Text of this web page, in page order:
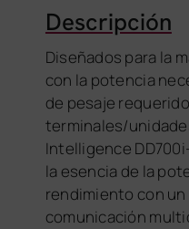
Descripción
Diseñados para la
con la potencia
de pesaje
terminales/
Intelligence
la esencia de la
rendimiento con
comunicación